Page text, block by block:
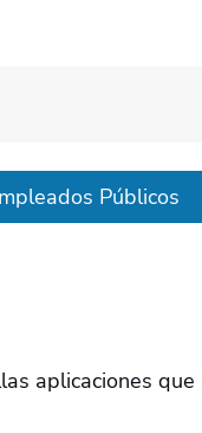
Públicos
aplicaciones